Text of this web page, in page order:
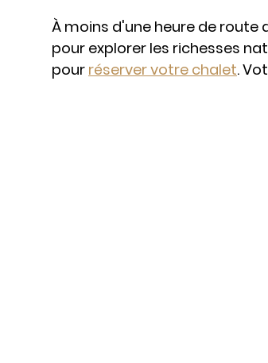
À moins d'une heure de route
pour explorer les richesses
pour réserver votre chalet.